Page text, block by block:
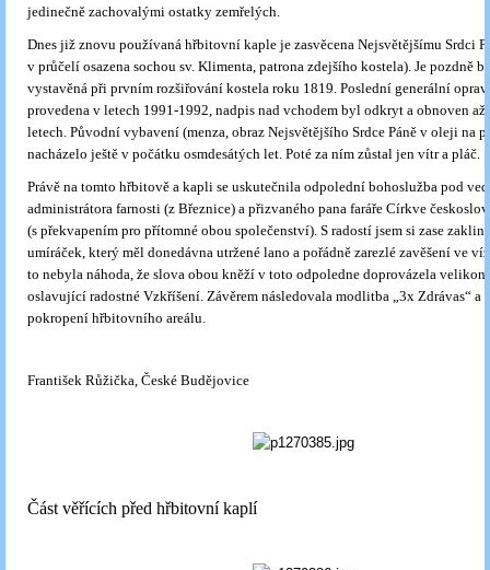
jedinečně zachovalými ostatky zemřelých.
Dnes již znovu používaná hřbitovní kaple je zasvěcena Nejsvětějšímu Srdci
v průčelí osazena sochou sv. Klimenta, patrona zdejšího kostela). Je pozdně
vystavěná při prvním rozšiřování kostela roku 1819. Poslední generální
provedena v letech 1991-1992, nadpis nad vchodem byl odkryt a obnoven
letech. Původní vybavení (menza, obraz Nejsvětějšího Srdce Páně v oleji na
nacházelo ještě v počátku osmdesátých let. Poté za ním zůstal jen vítr a pláč.
Právě na tomto hřbitově a kapli se uskutečnila odpolední bohoslužba pod
administrátora farnosti (z Březnice) a přizvaného pana faráře Církve
(s překvapením pro přítomné obou společenství). S radostí jsem si zase
umíráček, který měl donedávna utržené lano a pořádně zarezlé zavěšení ve
to nebyla náhoda, že slova obou kněží v toto odpoledne doprovázela
oslavující radostné Vzkříšení. Závěrem následovala modlitba „3x Zdrávas“ a
pokropení hřbitovního areálu.
František Růžička, České Budějovice
Část věřících před hřbitovní kaplí